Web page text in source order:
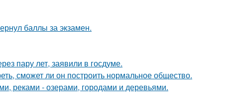
баллы за экзамен.
пару лет, заявили в госдуме.
сможет ли он построить нормальное общество.
реками - озерами, городами и деревьями.